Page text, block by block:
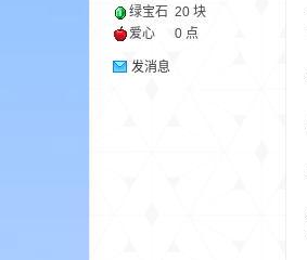
绿宝石 20 块
爱心
0 点
发消息